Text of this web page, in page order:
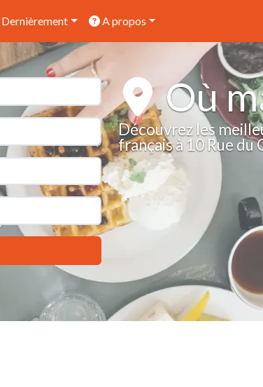
Dernièrement A propos
Où
Découvrez les
français à 10 Rue du